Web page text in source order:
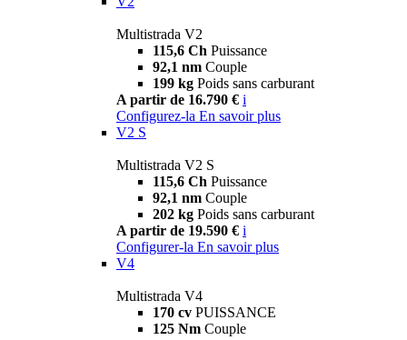
Multistrada V2
115,6 Ch Puissance
92,1 nm Couple
199 kg Poids sans carburant
A partir de 16.790 € i
Configurez-la En savoir plus
V2 S
Multistrada V2 S
115,6 Ch Puissance
92,1 nm Couple
202 kg Poids sans carburant
A partir de 19.590 € i
Configurer-la En savoir plus
V4
Multistrada V4
170 cv PUISSANCE
125 Nm Couple